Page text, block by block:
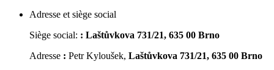
Adresse et siège social
Siège social: : Laštůvkova 731/21, 635 00 Brno
Adresse : Petr Kyloušek, Laštůvkova 731/21, 635 00 Brno